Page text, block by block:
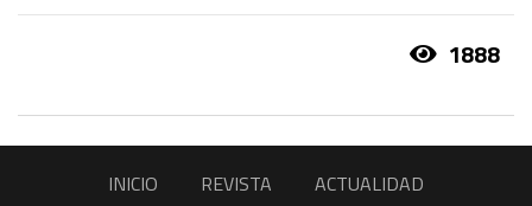
1888
INICIO REVISTA
ACTUALIDAD